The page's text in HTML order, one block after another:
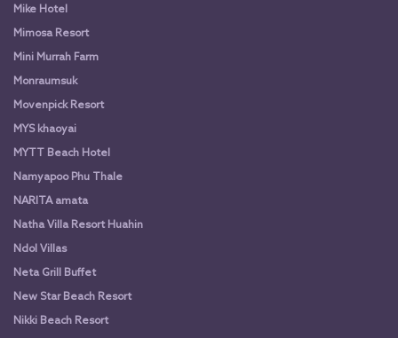
Mike Hotel
Mimosa Resort
Mini Murrah Farm
Monraumsuk
Movenpick Resort
MYS khaoyai
MYTT Beach Hotel
Namyapoo Phu Thale
NARITA amata
Natha Villa Resort Huahin
Ndol Villas
Neta Grill Buffet
New Star Beach Resort
Nikki Beach Resort